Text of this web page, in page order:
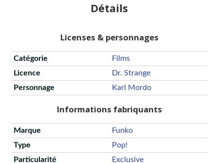
Détails
Licenses & personnages
Catégorie
Films
Licence
Dr. Strange
Personnage
Karl Mordo
Informations fabriquants
Marque
Funko
Type
Pop!
Particularité
Exclusive